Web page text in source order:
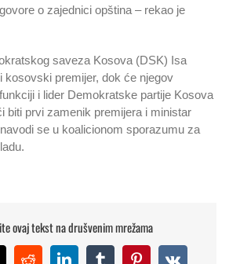
o zajednici opština – rekao je
saveza Kosova (DSK) Isa
kosovski premijer, dok će njegov
i lider Demokratske partije Kosova
biti prvi zamenik premijera i ministar
se u koalicionom sporazumu za
ovaj tekst na drušvenim mrežama